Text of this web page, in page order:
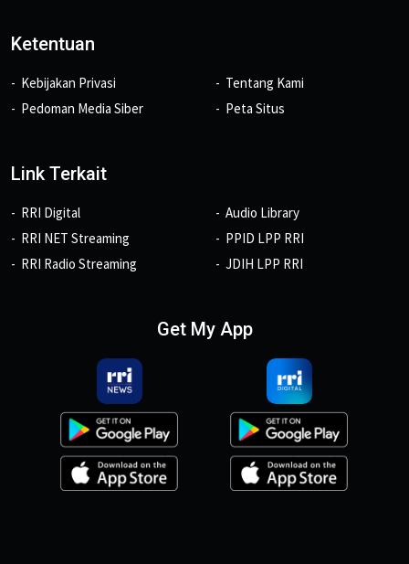
Ketentuan
Kebijakan Privasi
Pedoman Media Siber
Tentang Kami
Peta Situs
Link Terkait
RRI Digital
RRI NET Streaming
RRI Radio Streaming
Audio Library
PPID LPP RRI
JDIH LPP RRI
Get My App